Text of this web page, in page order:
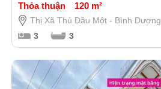
Thỏa thuận 120 m²
Thị Xã Thủ Dầu Một - Bình Dương
3
3